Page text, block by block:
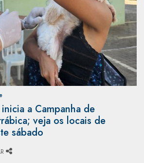
a Campanha de
veja os locais de
sábado